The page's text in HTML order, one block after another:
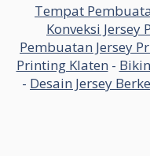
Tempat
Konveksi
Pembuatan Jersey
Printing Klaten -
- Desain Jersey